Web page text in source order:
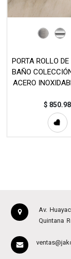
PORTA ROLLO
BAÑO
ACERO
$ 850.98
Av.
Quintana